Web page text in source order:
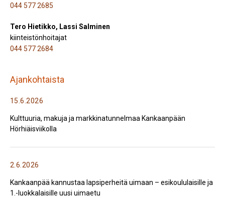
044 577 2685
Tero Hietikko, Lassi Salminen
kiinteistönhoitajat
044 577 2684
Ajankohtaista
15.6.2026
Kulttuuria, makuja ja markkinatunnelmaa Kankaanpään
Hörhiäisviikolla
2.6.2026
Kankaanpää kannustaa lapsiperheitä uimaan – esikoululaisille ja
1.-luokkalaisille uusi uimaetu